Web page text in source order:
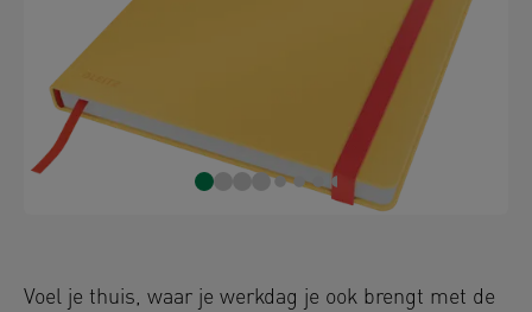
Voel je thuis, waar je werkdag je ook brengt met de